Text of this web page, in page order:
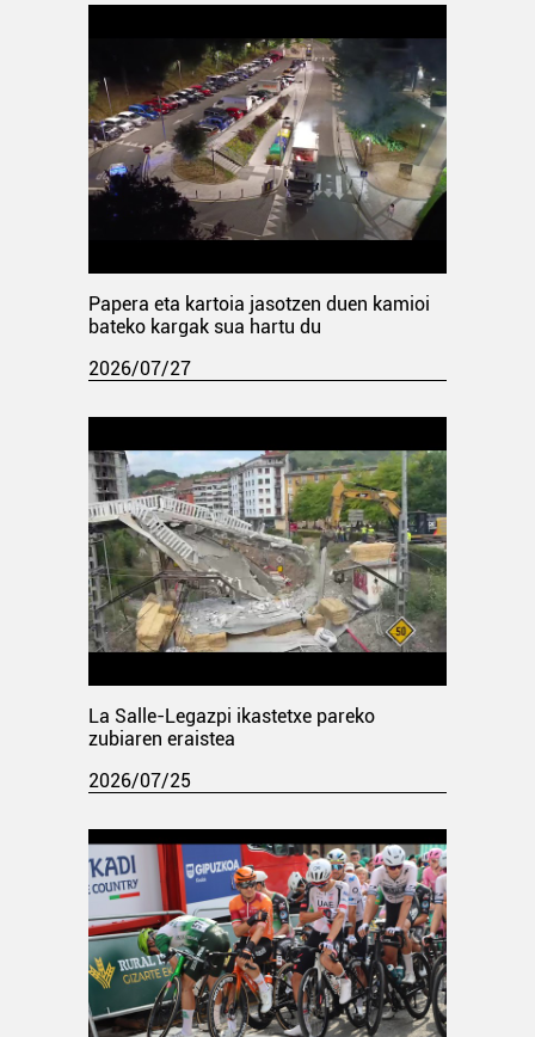
Papera eta kartoia jasotzen duen kamioi
bateko kargak sua hartu du
2026/07/27
La Salle-Legazpi ikastetxe pareko
zubiaren eraistea
2026/07/25